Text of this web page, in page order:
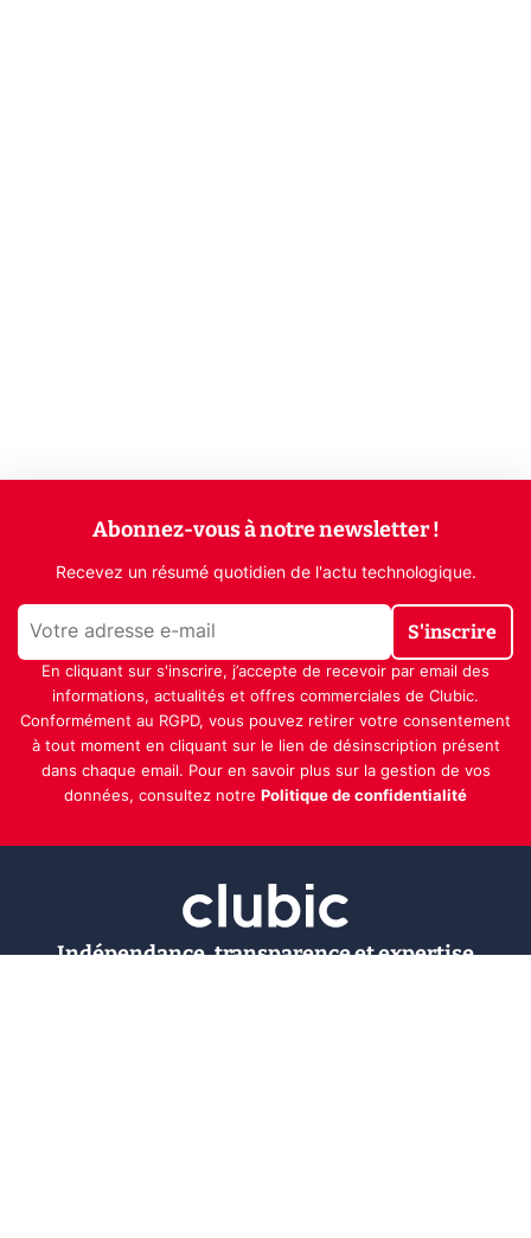
Abonnez-vous à notre newsletter !
Recevez un résumé quotidien de l'actu technologique.
S'inscrire
En cliquant sur s'inscrire, j’accepte de recevoir par email des
informations, actualités et offres commerciales de Clubic.
Conformément au RGPD, vous pouvez retirer votre consentement
à tout moment en cliquant sur le lien de désinscription présent
dans chaque email. Pour en savoir plus sur la gestion de vos
données, consultez notre Politique de confidentialité
Indépendance, transparence et expertise